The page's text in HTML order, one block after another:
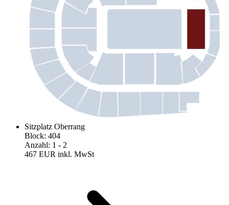
Sitzplatz Oberrang
Block: 404
Anzahl: 1 - 2
467 EUR inkl. MwSt